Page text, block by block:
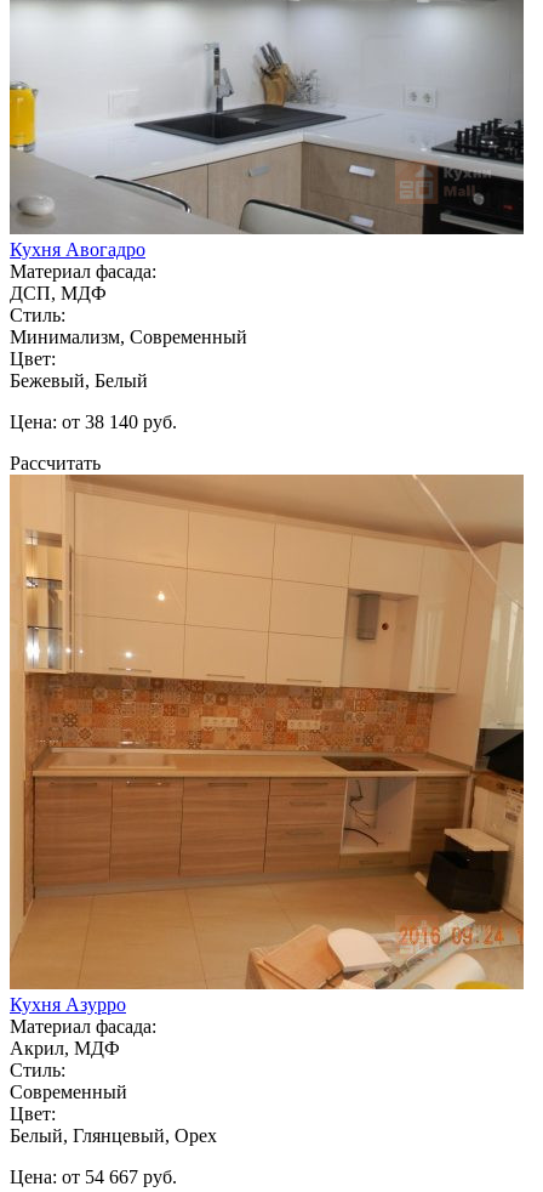
Кухня Авогадро
Материал фасада:
ДСП, МДФ
Стиль:
Минимализм, Современный
Цвет:
Бежевый, Белый
Цена: от 38 140 руб.
Рассчитать
Кухня Азурро
Материал фасада:
Акрил, МДФ
Стиль:
Современный
Цвет:
Белый, Глянцевый, Орех
Цена: от 54 667 руб.